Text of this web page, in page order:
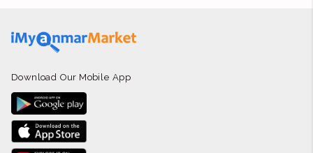
Download Our Mobile App